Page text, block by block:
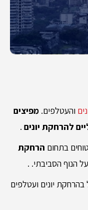
והעטלפים.מפיצים
להרחקת יונים .
בתחום הרחקת
הנוף הסביבתי. .
בהרחקת יונים ועטלפים